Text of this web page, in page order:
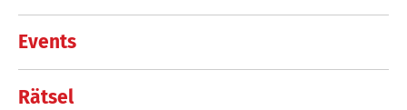
Events
Rätsel